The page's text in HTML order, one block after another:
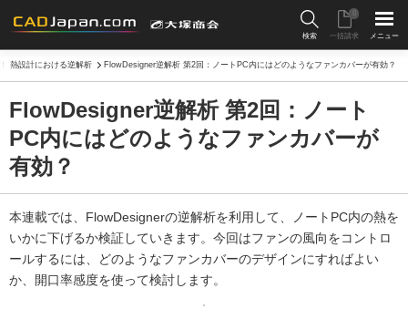
検索 一括請求
0
メニュー
熱設計における逆解析 FlowDesigner逆解析 第2回：ノートPC内にはどのようなファンカバーが有効？
FlowDesigner逆解析 第2回：ノート
PC内にはどのようなファンカバーが
有効？
本連載では、FlowDesignerの逆解析を利用して、ノートPC内の熱を
いかに下げるか検証していきます。今回はファンの風向をコントロ
ールするには、どのようなファンカバーのデザインにすればよい
か、開口率感度を使って検討します。